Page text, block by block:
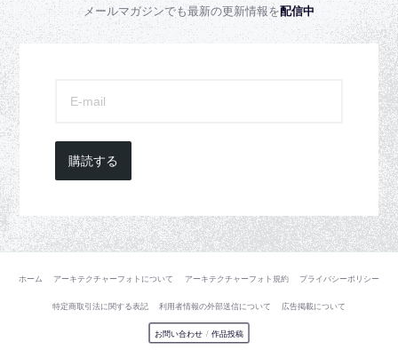
メールマガジンでも最新の更新情報を配信中
購読する
ホーム アーキテクチャーフォトについて アーキテクチャーフォト規約 プライバシーポリシー
特定商取引法に関する表記 利用者情報の外部送信について 広告掲載について
お問い合わせ / 作品投稿